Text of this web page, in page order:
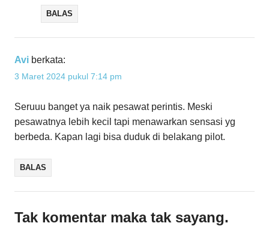
BALAS
Avi berkata:
3 Maret 2024 pukul 7:14 pm
Seruuu banget ya naik pesawat perintis. Meski
pesawatnya lebih kecil tapi menawarkan sensasi yg
berbeda. Kapan lagi bisa duduk di belakang pilot.
BALAS
Tak komentar maka tak sayang.